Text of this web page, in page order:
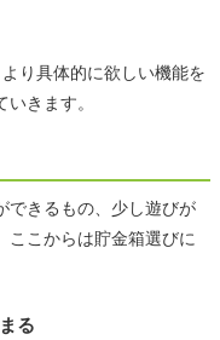
り具体的に欲しい機能を
きます。
できるもの、少し遊びが
ここからは貯金箱選びに
る